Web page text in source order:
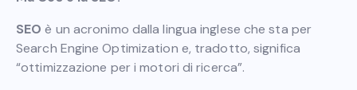
SEO è un acronimo dalla lingua inglese che sta per
Search Engine Optimization e, tradotto, significa
“ottimizzazione per i motori di ricerca”.